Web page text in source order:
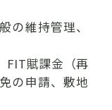
の維持管理、
FIT賦課金（再
の申請、敷地